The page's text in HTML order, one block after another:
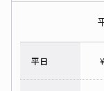
平日 ¥